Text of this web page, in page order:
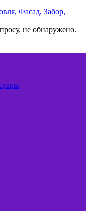
Фасад, Забор,
не обнаружено.